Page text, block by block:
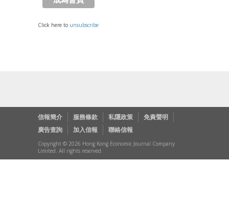
Click here to unsubscribe
信報簡介 服務條款 私隱政策
免責聲明
廣告查詢
加入信報 聯絡信報
Copyright © 2026 Hong Kong Economic Journal Company
Limited. All rights reserved.